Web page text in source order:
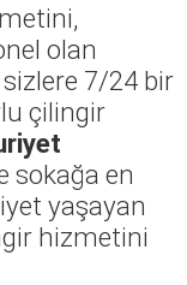
olan
7/24 bir
çilingir
sokağa en
yaşayan
hizmetini